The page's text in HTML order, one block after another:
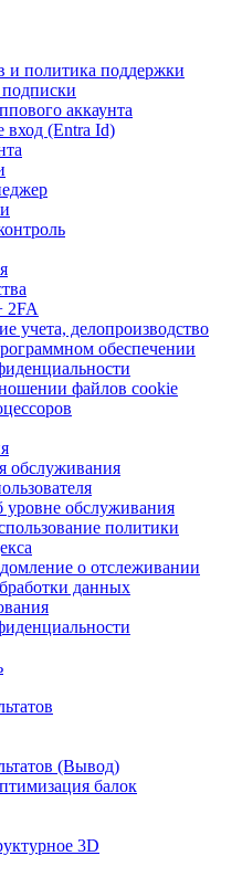
и политика поддержки
аккаунта
вход (Entra Id)
2FA
учета, делопроизводство
обеспечении
файлов cookie
обслуживания
уровне обслуживания
политики
о отслеживании
данных
(Вывод)
балок
3D